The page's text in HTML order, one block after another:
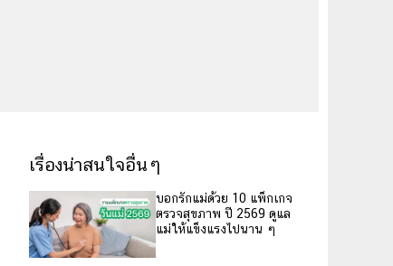
เรื่องน่าสนใจอื่นๆ
บอกรักแม่ด้วย 10 แพ็กเกจ
ตรวจสุขภาพ ปี 2569 ดูแล
แม่ให้แข็งแรงไปนาน ๆ